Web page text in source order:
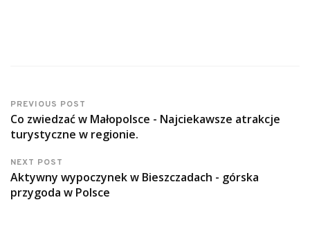
PREVIOUS POST
Co zwiedzać w Małopolsce - Najciekawsze atrakcje
turystyczne w regionie.
NEXT POST
Aktywny wypoczynek w Bieszczadach - górska
przygoda w Polsce